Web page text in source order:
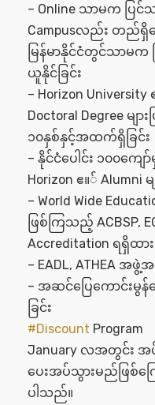
– Online သာမက ပြင်
Campusလည်း တည်
မြန်မာနိုင်ငံတွင်သာမက
ယူနိုင်ခြင်း
– Horizon
Doctoral Degree မျ
၁၀နှစ်နှင့်အထက်ရှိခြင်း
– နိုင်ငံပေါင်း ၁၀၀ကျေ
Horizon ဧ။် Alumni မျ
– World Wide
ဖြစ်ကြသည့် ACBSP,
Accreditation ရရှိထား
– EADL, ATHEA အဖွဲ့
– အဆင်ပြေကောင်းမွန်
ခြင်း
#Discount Program
January လအတွင်း အပ်
ပေးအပ်သွားမည်ဖြစ်က
ပါသည်။